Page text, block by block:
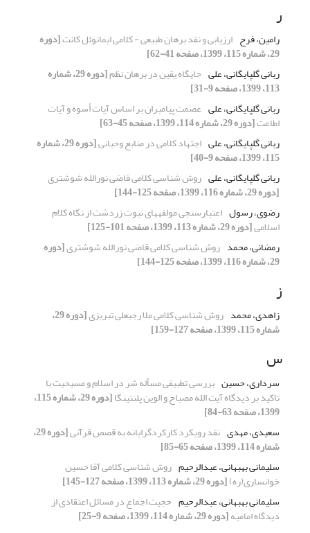
ر
رامین، فرح ارزیابی و نقد برهان طبیعی - کلامی ایمانوئل کانت[دوره
29، شماره 115، 1399، صفحه 41-62]
ربانی گلپایگانی، علی جایگاه یقین در برهان نظم [دوره 29، شماره
113، 1399، صفحه 9-31]
ربانی گلپایگانی، علی عصمت پیامبران بر اساس آیات أسوه و آیات
اطاعت[دوره 29، شماره 114، 1399، صفحه 45-63]
ربانی گلپایگانی، علی اجتهاد کلامی در منابع وحیانی [دوره 29، شماره
115، 1399، صفحه 9-40]
ربانی گلپایگانی، علی روش شناسی کلامی قاضی نورالله شوشتری
[دوره 29، شماره 116، 1399، صفحه 125-144]
رضوی، رسول اعتبارسنجی مولفه‏های نبوت زردشت از نگاه کلام
اسلامی[دوره 29، شماره 113، 1399، صفحه 101-125]
رمضانی، محمد روش شناسی کلامی قاضی نورالله شوشتری[دوره
29، شماره 116، 1399، صفحه 125-144]
ز
زاهدی، محمد روش شناسی کلامی ملا رجبعلی تبریزی [دوره 29،
شماره 115، 1399، صفحه 127-159]
س
سرداری، حسین بررسی تطبیقی مسأله شر در اسلام و مسیحیت با
تاکید بر دیدگاه آیت الله مصباح و الوین پلنتینگا [دوره 29، شماره 115،
1399، صفحه 63-84]
سعیدی، مهدی نقد رویکرد کارکردگرایانه به قصص قرآنی [دوره 29،
شماره 114، 1399، صفحه 65-85]
سلیمانی بهبهانی، عبدالرحیم روش شناسی کلامی آقا حسین
خوانساری(ره)[دوره 29، شماره 113، 1399، صفحه 127-145]
سلیمانی بهبهانی، عبدالرحیم حجیت اجماع در مسائل اعتقادی از
دیدگاه امامیه[دوره 29، شماره 114، 1399، صفحه 9-25]